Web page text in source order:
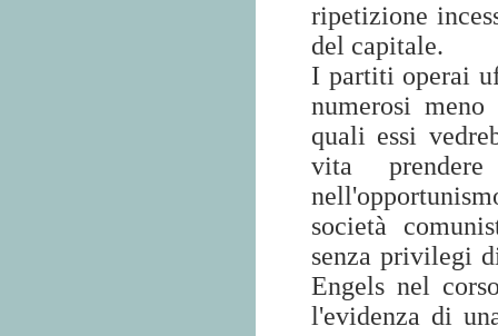
ripetizione
del capitale.
I partiti operai
numerosi
quali essi
vita
società
senza privilegi
Engels nel
l'evidenza di